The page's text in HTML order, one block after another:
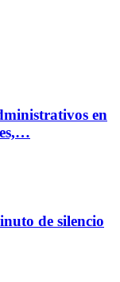
en
de silencio